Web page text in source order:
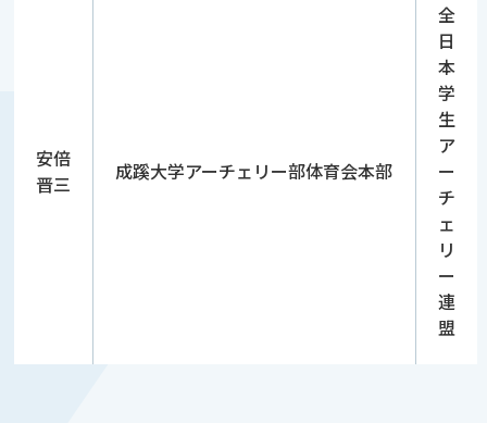
安倍
晋三
成蹊大学アーチェリー部体育会本部
全
日
本
学
生
ア
ー
チ
ェ
リ
ー
連
盟